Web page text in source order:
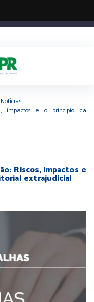
Notícias
impactos e o princípio da
Riscos, impactos e
extrajudicial